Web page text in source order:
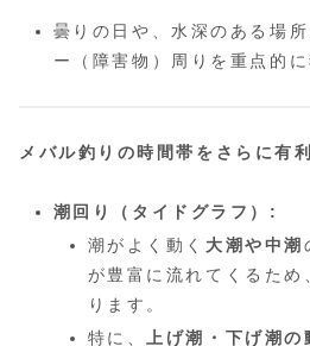
曇りの日や、水深のある場
ー（障害物）周りを重点的
メバル釣りの時間帯をさらに有
潮回り（タイドグラフ）:
潮がよく動く 大潮や中潮
が豊富に流れてくるため
ります。
特に、
上げ潮・下げ潮